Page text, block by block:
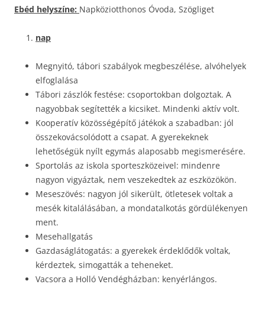
Ebéd helyszíne: Napköziotthonos Óvoda, Szögliget
nap
Megnyitó, tábori szabályok megbeszélése, alvóhelyek
elfoglalása
Tábori zászlók festése: csoportokban dolgoztak. A
nagyobbak segítették a kicsiket. Mindenki aktív volt.
Kooperatív közösségépítő játékok a szabadban: jól
összekovácsolódott a csapat. A gyerekeknek
lehetőségük nyílt egymás alaposabb megismerésére.
Sportolás az iskola sporteszközeivel: mindenre
nagyon vigyáztak, nem veszekedtek az eszközökön.
Meseszövés: nagyon jól sikerült, ötletesek voltak a
mesék kitalálásában, a mondatalkotás gördülékenyen
ment.
Mesehallgatás
Gazdaságlátogatás: a gyerekek érdeklődők voltak,
kérdeztek, simogatták a teheneket.
Vacsora a Holló Vendégházban: kenyérlángos.